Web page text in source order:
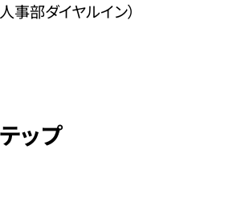
事部ダイヤルイン）
ップ